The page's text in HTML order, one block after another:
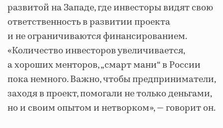
развитой на Западе, где инвесторы видят свою
ответственность в развитии проекта
и не ограничиваются финансированием.
«Количество инвесторов увеличивается,
а хороших менторов, „смарт мани“ в России
пока немного. Важно, чтобы предприниматели,
заходя в проект, помогали не только деньгами,
но и своим опытом и нетворком», — говорит он.